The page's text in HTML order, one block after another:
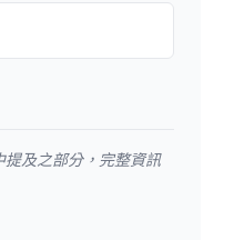
及之部分，完整資訊